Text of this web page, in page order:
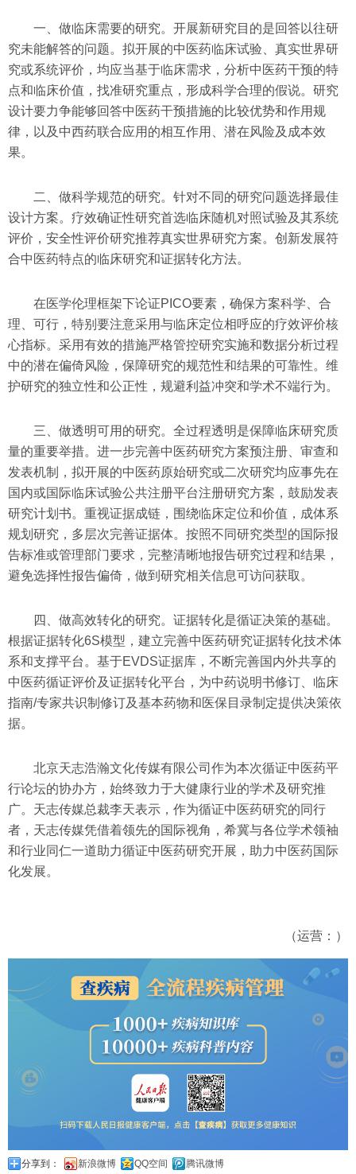
一、做临床需要的研究。开展新研究目的是回答以往研
究未能解答的问题。拟开展的中医药临床试验、真实世界研
究或系统评价，均应当基于临床需求，分析中医药干预的特
点和临床价值，找准研究重点，形成科学合理的假说。研究
设计要力争能够回答中医药干预措施的比较优势和作用规
律，以及中西药联合应用的相互作用、潜在风险及成本效
果。
二、做科学规范的研究。针对不同的研究问题选择最佳
设计方案。疗效确证性研究首选临床随机对照试验及其系统
评价，安全性评价研究推荐真实世界研究方案。创新发展符
合中医药特点的临床研究和证据转化方法。
在医学伦理框架下论证PICO要素，确保方案科学、合
理、可行，特别要注意采用与临床定位相呼应的疗效评价核
心指标。采用有效的措施严格管控研究实施和数据分析过程
中的潜在偏倚风险，保障研究的规范性和结果的可靠性。维
护研究的独立性和公正性，规避利益冲突和学术不端行为。
三、做透明可用的研究。全过程透明是保障临床研究质
量的重要举措。进一步完善中医药研究方案预注册、审查和
发表机制，拟开展的中医药原始研究或二次研究均应事先在
国内或国际临床试验公共注册平台注册研究方案，鼓励发表
研究计划书。重视证据成链，围绕临床定位和价值，成体系
规划研究，多层次完善证据体。按照不同研究类型的国际报
告标准或管理部门要求，完整清晰地报告研究过程和结果，
避免选择性报告偏倚，做到研究相关信息可访问获取。
四、做高效转化的研究。证据转化是循证决策的基础。
根据证据转化6S模型，建立完善中医药研究证据转化技术体
系和支撑平台。基于EVDS证据库，不断完善国内外共享的
中医药循证评价及证据转化平台，为中药说明书修订、临床
指南/专家共识制修订及基本药物和医保目录制定提供决策依
据。
北京天志浩瀚文化传媒有限公司作为本次循证中医药平
行论坛的协办方，始终致力于大健康行业的学术及研究推
广。天志传媒总裁李天表示，作为循证中医药研究的同行
者，天志传媒凭借着领先的国际视角，希冀与各位学术领袖
和行业同仁一道助力循证中医药研究开展，助力中医药国际
化发展。
（运营：）
分享到： 新浪微博 QQ空间 腾讯微博